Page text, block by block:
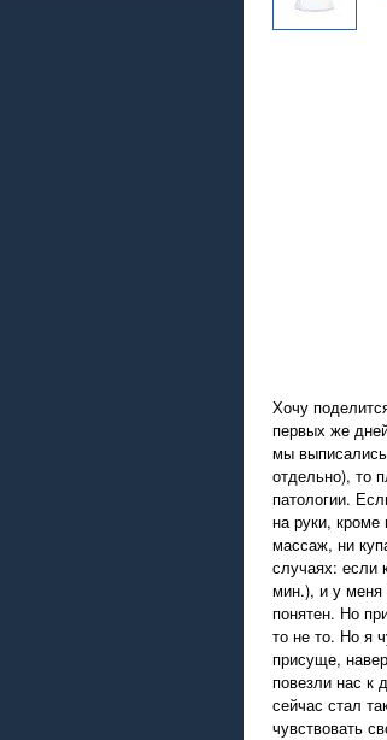
Хочу
первых же
мы
отдельно), то
патологии.
на руки,
массаж, ни
случаях: если
мин.), и у меня
понятен. Но
то не то. Но я
присуще,
повезли нас к
сейчас стал
чувствовать